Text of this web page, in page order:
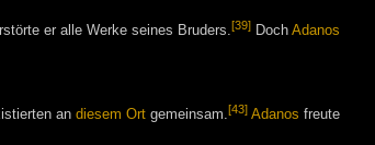
er alle Werke seines Bruders.[39]Doch Adanos
an diesem Ortgemeinsam. [43] Adanos freute